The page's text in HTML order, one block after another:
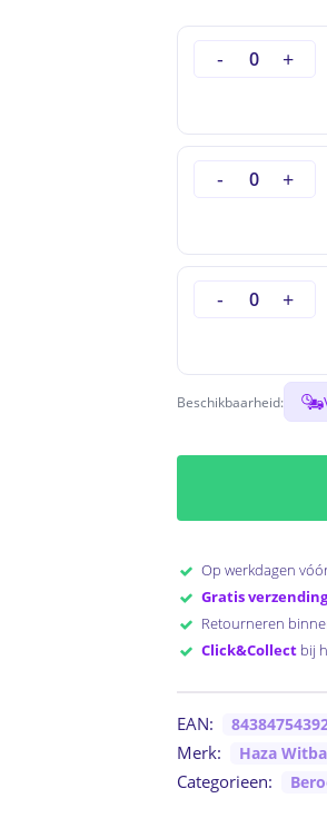
Beschikbaarheid:
Op werkdagen
Gratis
Retourneren
Click&Collect bij
EAN:
Merk: Haza
Categorieen: